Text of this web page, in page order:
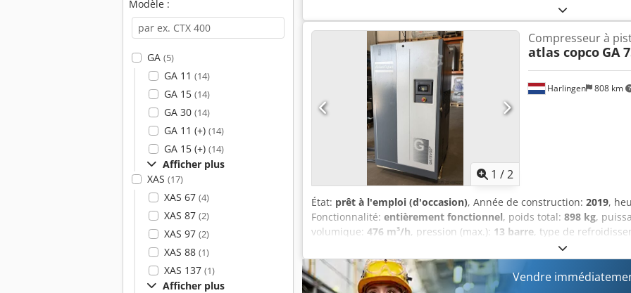
Modèle :
GA (5)
GA 11 (14)
GA 15 (14)
GA 30 (14)
GA 11 (+) (14)
GA 15 (+) (14)
Afficher plus
XAS (17)
XAS 67 (4)
XAS 87 (2)
XAS 97 (2)
XAS 88 (1)
XAS 137 (1)
Afficher plus
1 /2
Harlingen 808 km
Compresseur à
atlas copco GA
État: prêt à l'emploi (d'occasion), Année de construction: 2019,
Fonctionnalité: entièrement fonctionnel, poids total: 898 kg,
volumique: 476 m³/h, pression (max.): 13 barre, type de
, Compresseur
fonctionnel, 75 kW, à entraînement par variateur de fréquence.
Vendre